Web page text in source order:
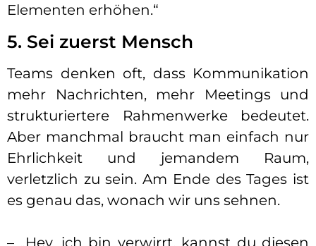
Elementen erhöhen.“
5. Sei zuerst Mensch
Teams denken oft, dass Kommunikation
mehr Nachrichten, mehr Meetings und
strukturiertere Rahmenwerke bedeutet.
Aber manchmal braucht man einfach nur
Ehrlichkeit und jemandem Raum,
verletzlich zu sein. Am Ende des Tages ist
es genau das, wonach wir uns sehnen.
– „Hey, ich bin verwirrt, kannst du diesen